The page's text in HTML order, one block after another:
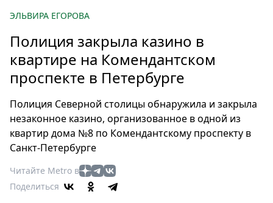
Россия
Мир
Здоровье
Туризм
Мода
Театр
Кино
Афиша
Книги
ЭЛЬВИРА ЕГОРОВА
Полиция закрыла казино в
квартире на Комендантском
проспекте в Петербурге
Полиция Северной столицы обнаружила и закрыла
незаконное казино, организованное в одной из
квартир дома №8 по Комендантскому проспекту в
Санкт-Петербурге
Читайте Metro в
Поделиться